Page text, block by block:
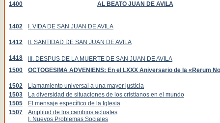
1400 AL BEATO JUAN DE AVILA
1402 I. VIDA DE SAN JUAN DE AVILA
1412 II. SANTIDAD DE SAN JUAN DE AVILA
1418
III. DESPUS DE LA MUERTE DE SAN JUAN DE AVILA
1500
OCTOGESIMA ADVENIENS: En el LXXX Aniversario de la «Rerum
1502
Llamamiento universal a una mayor justicia
1503
La diversidad de situaciones de los cristianos en el mundo
1505
El mensaje específico de la Iglesia
1507
Amplitud de los cambios actuales
I. Nuevos Problemas Sociales